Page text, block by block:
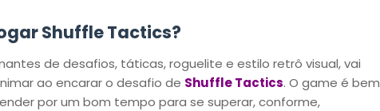
Shuffle Tactics?
de desafios, táticas, roguelite e estilo retrô visual, vai
ao encarar o desafio de Shuffle Tactics. O game é bem
por um bom tempo para se superar, conforme,